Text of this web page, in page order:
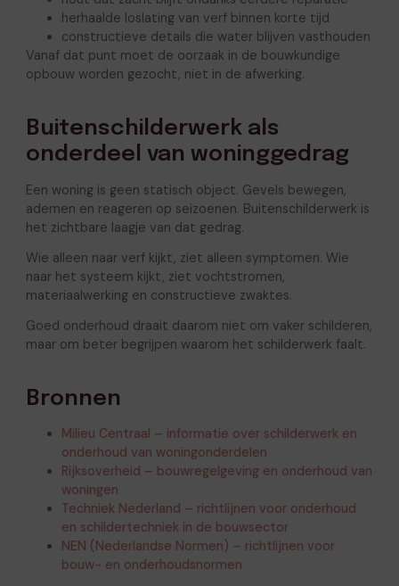
herhaalde loslating van verf binnen korte tijd
constructieve details die water blijven vasthouden
Vanaf dat punt moet de oorzaak in de bouwkundige
opbouw worden gezocht, niet in de afwerking.
Buitenschilderwerk als
onderdeel van woninggedrag
Een woning is geen statisch object. Gevels bewegen,
ademen en reageren op seizoenen. Buitenschilderwerk is
het zichtbare laagje van dat gedrag.
Wie alleen naar verf kijkt, ziet alleen symptomen. Wie
naar het systeem kijkt, ziet vochtstromen,
materiaalwerking en constructieve zwaktes.
Goed onderhoud draait daarom niet om vaker schilderen,
maar om beter begrijpen waarom het schilderwerk faalt.
Bronnen
Milieu Centraal – informatie over schilderwerk en
onderhoud van woningonderdelen
Rijksoverheid – bouwregelgeving en onderhoud van
woningen
Techniek Nederland – richtlijnen voor onderhoud
en schildertechniek in de bouwsector
NEN (Nederlandse Normen) – richtlijnen voor
bouw- en onderhoudsnormen